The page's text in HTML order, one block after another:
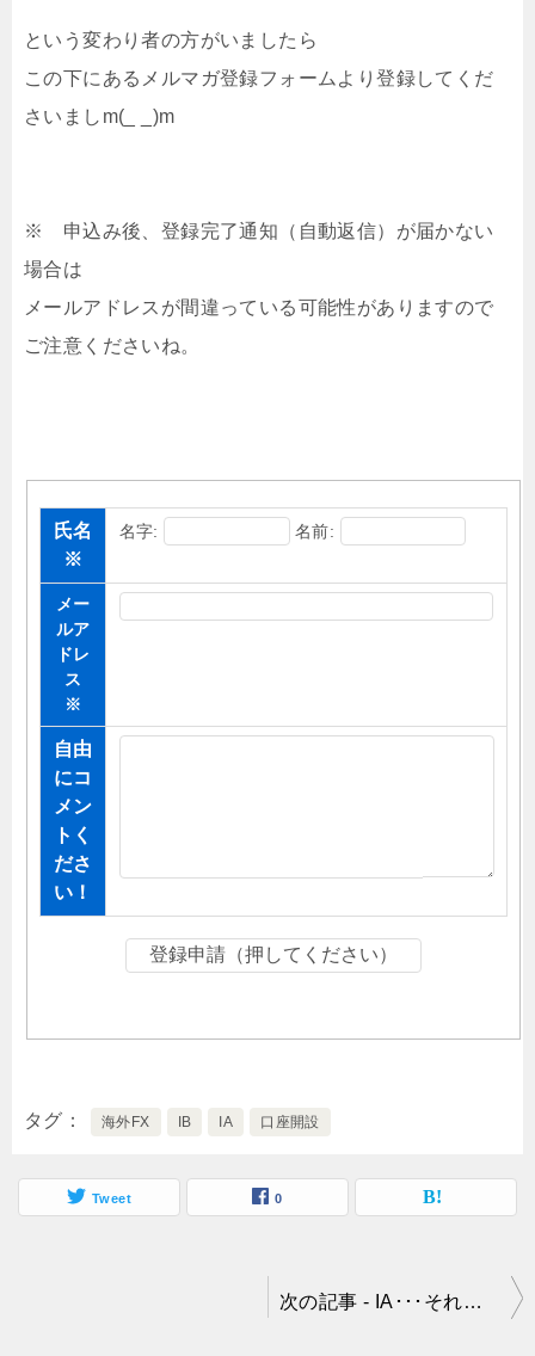
という変わり者の方がいましたら
この下にあるメルマガ登録フォームより登録してくだ
さいましm(_ _)m
※ 申込み後、登録完了通知（自動返信）が届かない
場合は
メールアドレスが間違っている可能性がありますので
ご注意くださいね。
氏名
※
名字: 名前:
メー
ルア
ドレ
※
自由
にコ
メン
トく
ださ
い！
タグ 海外FX IB IA 口座開設
Tweet 0
次の記事 - IA･･･それは最強のトレード環境を提供する者 その２ 今からIBビジネスを行いたい場合編